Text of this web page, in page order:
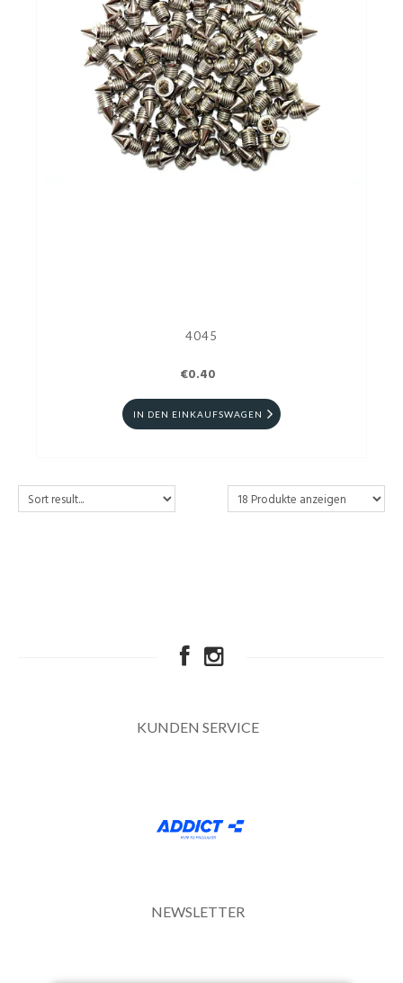
4045
€0.40
IN DEN EINKAUFSWAGEN
KUNDEN SERVICE
NEWSLETTER